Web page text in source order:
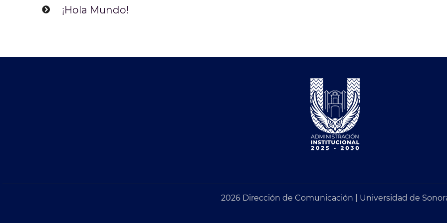
¡Hola Mundo!
2026 Dirección de Comunicación | Universidad de